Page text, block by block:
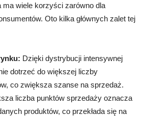
wiele korzyści zarówno dla
Oto kilka głównych zalet tej
Dzięki dystrybucji intensywnej
dotrzeć do większej liczby
co zwiększa szanse na sprzedaż.
liczba punktów sprzedaży oznacza
produktów, co przekłada się na